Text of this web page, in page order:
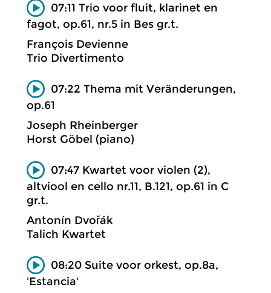
07:11 Trio voor fluit, klarinet en
fagot, op.61, nr.5 in Bes gr.t.
François Devienne
Trio Divertimento
07:22 Thema mit Veränderungen,
op.61
Joseph Rheinberger
Horst Göbel (piano)
07:47 Kwartet voor violen (2),
altviool en cello nr.11, B.121, op.61 in C
gr.t.
Antonín Dvořák
Talich Kwartet
08:20 Suite voor orkest, op.8a,
'Estancia'